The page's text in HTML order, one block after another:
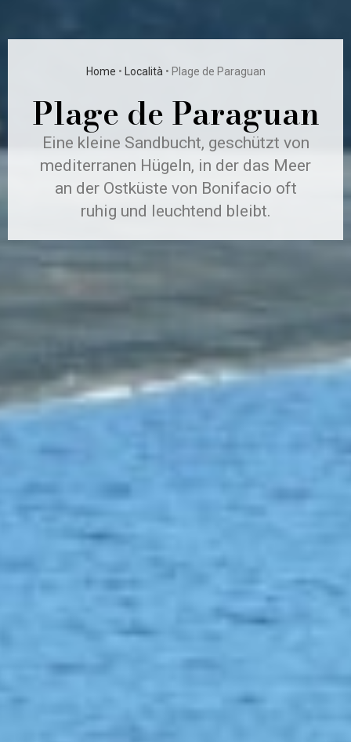
Home • Località• Plage de Paraguan
Plage de Paraguan
Eine kleine Sandbucht, geschützt von
mediterranen Hügeln, in der das Meer
an der Ostküste von Bonifacio oft
ruhig und leuchtend bleibt.